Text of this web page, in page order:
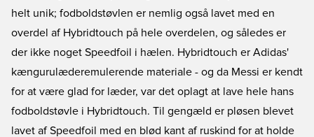
helt unik; fodboldstøvlen er nemlig også lavet med en
overdel af Hybridtouch på hele overdelen, og således er
der ikke noget Speedfoil i hælen. Hybridtouch er Adidas'
kængurulæderemulerende materiale - og da Messi er kendt
for at være glad for læder, var det oplagt at lave hele hans
fodboldstøvle i Hybridtouch. Til gengæld er pløsen blevet
lavet af Speedfoil med en blød kant af ruskind for at holde